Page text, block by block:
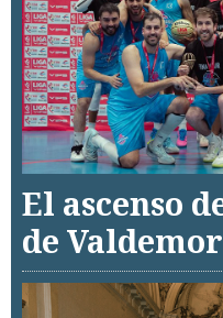
El ascenso
de